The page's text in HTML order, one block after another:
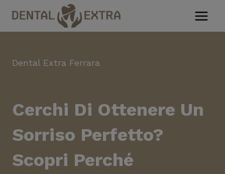
contenuto
Dental Extra Ferrara
Cerchi Di Ottenere Un
Sorriso Perfetto?
Scopri Perché